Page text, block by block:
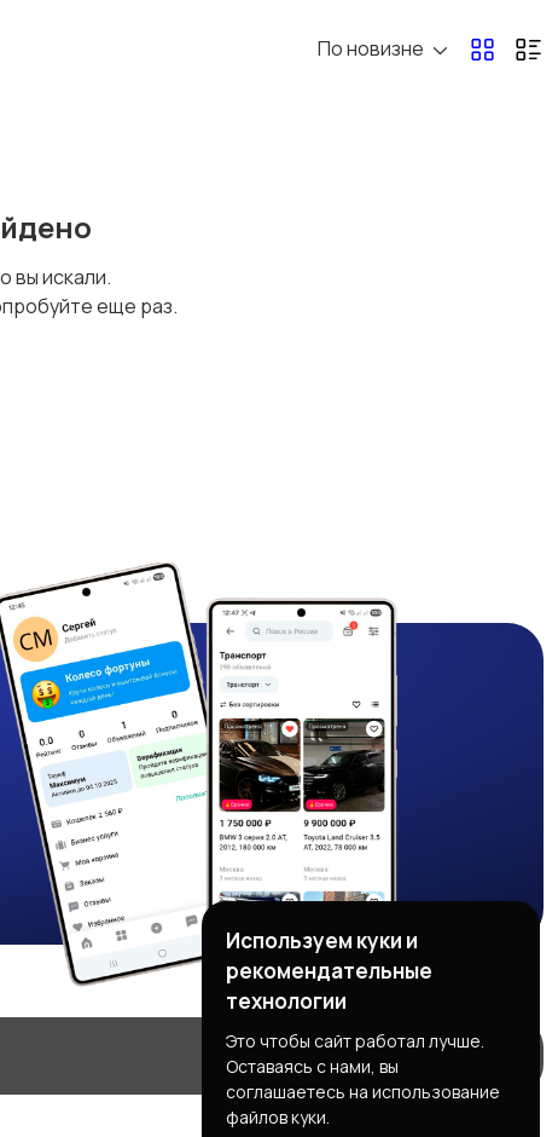
По новизне
вы искали.
еще раз.
Используем куки и
рекомендательные
технологии
Это чтобы сайт работал лучше.
Оставаясь с нами, вы
соглашаетесь на использование
файлов куки.